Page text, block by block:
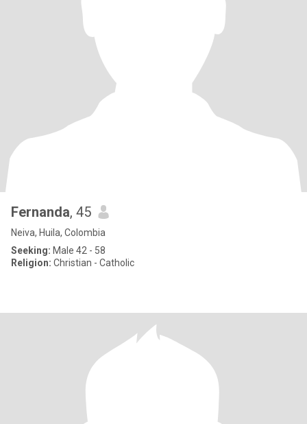
Fernanda, 45
Neiva, Huila, Colombia
Seeking: Male 42 - 58
Religion: Christian - Catholic